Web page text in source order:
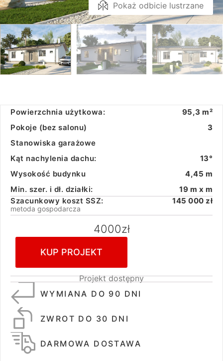
Pokaż odbicie lustrzane
Powierzchnia użytkowa:
95,3 m²
Pokoje (bez salonu)
3
Stanowiska garażowe
Kąt nachylenia dachu:
13°
Wysokość budynku
4,45 m
Min. szer. i dł. działki:
19 m x m
Szacunkowy koszt SSZ:
145 000 zł
metoda gospodarcza
4000zł
KUP PROJEKT
Projekt dostępny
WYMIANA DO 90 DNI
ZWROT DO 30 DNI
DARMOWA DOSTAWA